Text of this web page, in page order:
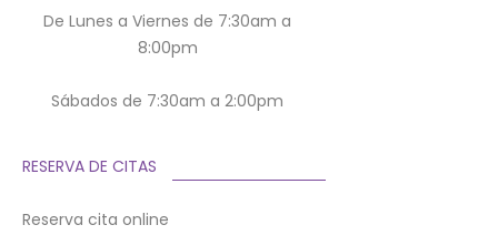
De Lunes a Viernes de 7:30am a
8:00pm
Sábados de 7:30am a 2:00pm
RESERVA DE CITAS
Reserva cita online